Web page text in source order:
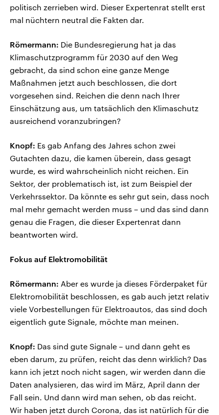
politisch zerrieben wird. Dieser Expertenrat stellt erst
mal nüchtern neutral die Fakten dar.
Römermann: Die Bundesregierung hat ja das
Klimaschutzprogramm für 2030 auf den Weg
gebracht, da sind schon eine ganze Menge
Maßnahmen jetzt auch beschlossen, die dort
vorgesehen sind. Reichen die denn nach Ihrer
Einschätzung aus, um tatsächlich den Klimaschutz
ausreichend voranzubringen?
Knopf: Es gab Anfang des Jahres schon zwei
Gutachten dazu, die kamen überein, dass gesagt
wurde, es wird wahrscheinlich nicht reichen. Ein
Sektor, der problematisch ist, ist zum Beispiel der
Verkehrssektor. Da könnte es sehr gut sein, dass noch
mal mehr gemacht werden muss – und das sind dann
genau die Fragen, die dieser Expertenrat dann
beantworten wird.
Fokus auf Elektromobilität
Römermann: Aber es wurde ja dieses Förderpaket für
Elektromobilität beschlossen, es gab auch jetzt relativ
viele Vorbestellungen für Elektroautos, das sind doch
eigentlich gute Signale, möchte man meinen.
Knopf: Das sind gute Signale – und dann geht es
eben darum, zu prüfen, reicht das denn wirklich? Das
kann ich jetzt noch nicht sagen, wir werden dann die
Daten analysieren, das wird im März, April dann der
Fall sein. Und dann wird man sehen, ob das reicht.
Wir haben jetzt durch Corona, das ist natürlich für die